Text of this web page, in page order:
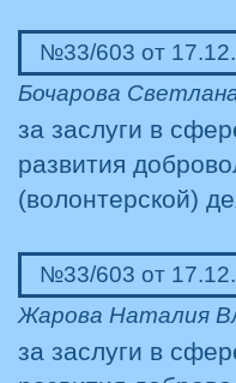
№33/603 от
Бочарова
за заслуги в
развития
(волонтерской)
№33/603 от
Жарова Наталия
за заслуги в